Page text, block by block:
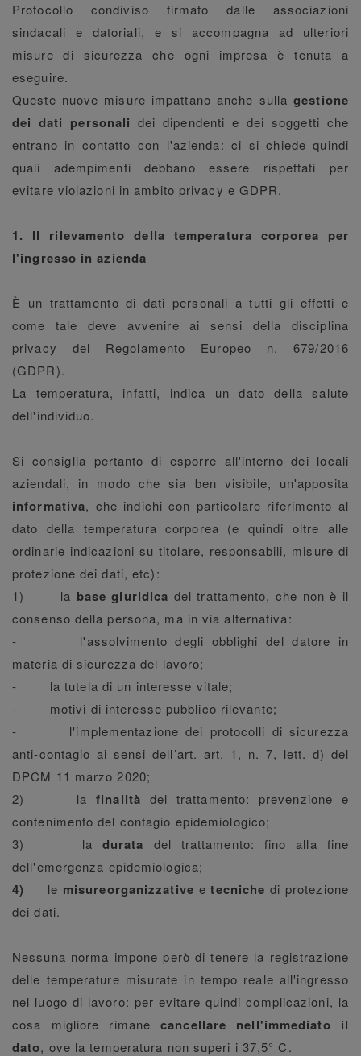
Protocollo condiviso firmato dalle associazioni
sindacali e datoriali, e si accompagna ad ulteriori
misure di sicurezza che ogni impresa è tenuta a
eseguire.
Queste nuove misure impattano anche sullagestione
dei dati personali dei dipendenti e dei soggetti che
entrano in contatto con l'azienda: ci si chiede quindi
quali adempimenti debbano essere rispettati per
evitare violazioni in ambito privacy e GDPR.
1. Il rilevamento della temperatura corporea per
l'ingresso in azienda
È un trattamento di dati personali a tutti gli effetti e
come tale deve avvenire ai sensi della disciplina
privacy del Regolamento Europeo n. 679/2016
(GDPR).
La temperatura, infatti, indica un dato della salute
dell'individuo.
Si consiglia pertanto di esporre all'interno dei locali
aziendali, in modo che sia ben visibile, un'apposita
informativa, che indichi con particolare riferimento al
dato della temperatura corporea (e quindi oltre alle
ordinarie indicazioni su titolare, responsabili, misure di
protezione dei dati, etc):
1) la base giuridica del trattamento, che non è il
consenso della persona, ma in via alternativa:
- l'assolvimento degli obblighi del datore in
materia di sicurezza del lavoro;
- la tutela di un interesse vitale;
- motivi di interesse pubblico rilevante;
- l'implementazione dei protocolli di sicurezza
anti-contagio ai sensi dell’art. art. 1, n. 7, lett. d) del
DPCM 11 marzo 2020;
2) lafinalità del trattamento: prevenzione e
contenimento del contagio epidemiologico;
3) la durata del trattamento: fino alla fine
dell'emergenza epidemiologica;
4) le misureorganizzative etecniche di protezione
dei dati.
Nessuna norma impone però di tenere la registrazione
delle temperature misurate in tempo reale all'ingresso
nel luogo di lavoro: per evitare quindi complicazioni, la
cosa migliore rimanecancellare nell'immediato il
dato, ove la temperatura non superi i 37,5° C.